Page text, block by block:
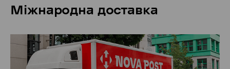
Міжнародна доставка